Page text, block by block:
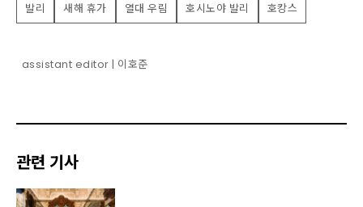
발리 새해 휴가 열대 우림 호시노야 발리 호캉스
assistant editor | 이호준
관련 기사